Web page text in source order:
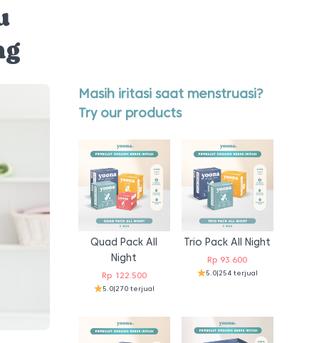
Masih iritasi saat menstruasi?
Try our products
Quad Pack All
Night
Rp122.500
5.0|270 terjual
Trio Pack All Night
Rp 93.600
5.0|254 terjual